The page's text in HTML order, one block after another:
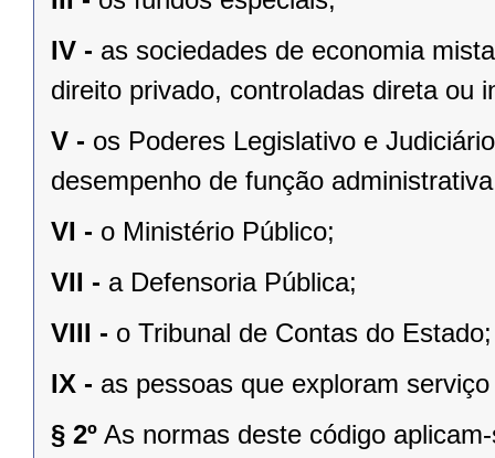
IV - as sociedades de economia
direito privado, controladas direta ou
V - os Poderes Legislativo e
desempenho de função
VI - o Ministério Público;
VII - a Defensoria Pública;
VIII - o Tribunal de Contas do Estado;
IX - as pessoas que exploram
§ 2º As normas deste código